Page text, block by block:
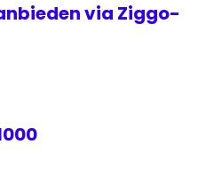
via Ziggo-